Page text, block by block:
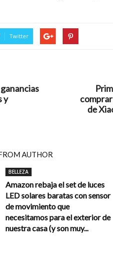
Twitter
y
de
AUTHOR
BELLEZA
Amazon rebaja el set de luces
LED solares baratas con sensor
de movimiento que
necesitamos para el exterior de
nuestra casa (y son muy...